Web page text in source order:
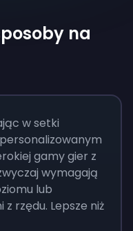
na
w setki
gamy gier z
wymagają
lub
rzędu. Lepsze niż